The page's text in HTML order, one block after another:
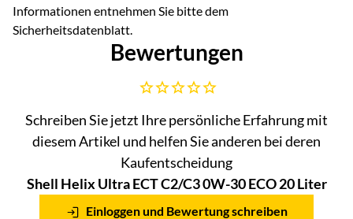
Informationen entnehmen Sie bitte dem
Sicherheitsdatenblatt.
Bewertungen
Noch keine Bewertungen abgegeben
Schreiben Sie jetzt Ihre persönliche Erfahrung mit
diesem Artikel und helfen Sie anderen bei deren
Kaufentscheidung
Shell Helix Ultra ECT C2/C3 0W-30 ECO 20 Liter
Einloggen und Bewertung schreiben